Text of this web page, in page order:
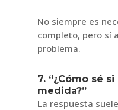
No siempre es
completo, pero sí
problema.
7. “¿Cómo sé
medida?”
La respuesta